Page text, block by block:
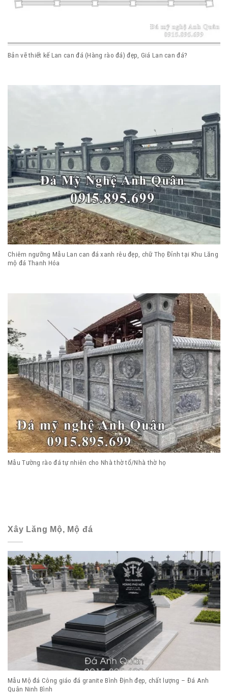
Bản vẽ thiết kế Lan can đá (Hàng rào đá) đẹp, Giá Lan can đá?
Chiêm ngưỡng Mẫu Lan can đá xanh rêu đẹp, chữ Thọ Đỉnh tại Khu Lăng
mộ đá Thanh Hóa
Mẫu Tường rào đá tự nhiên cho Nhà thờ tổ/Nhà thờ họ
Xây Lăng Mộ, Mộ đá
Mẫu Mộ đá Công giáo đá granite Bình Định đẹp, chất lượng – Đá Anh
Quân Ninh Bình